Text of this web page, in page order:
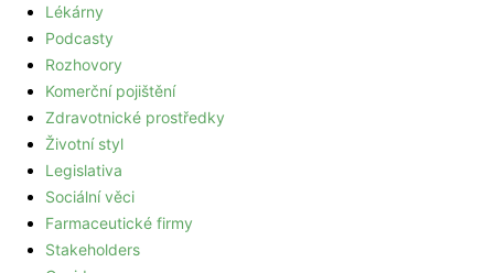
Lékárny
Podcasty
Rozhovory
Komerční pojištění
Zdravotnické prostředky
Životní styl
Legislativa
Sociální věci
Farmaceutické firmy
Stakeholders